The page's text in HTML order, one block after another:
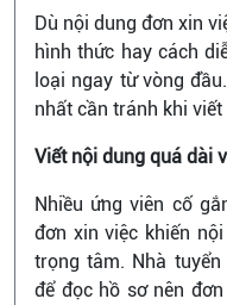
Dù nội dung đơn xin
hình thức hay cách
loại ngay từ vòng
nhất cần tránh khi viết
Viết nội dung quá dài
Nhiều ứng viên cố
đơn xin việc khiến
trọng tâm. Nhà
để đọc hồ sơ nên